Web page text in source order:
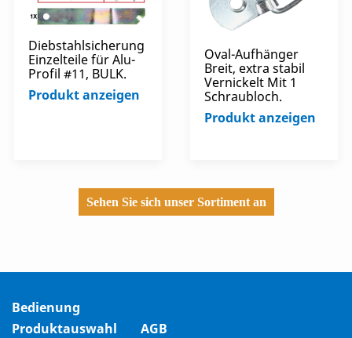
Diebstahlsicherung
Einzelteile für Alu-
Profil #11, BULK.
Produkt anzeigen
Oval-Aufhänger
Breit, extra stabil
Vernickelt Mit 1
Schraubloch.
Produkt anzeigen
Sehen Sie sich unser Sortiment an
Bedienung
Produktauswahl
AGB